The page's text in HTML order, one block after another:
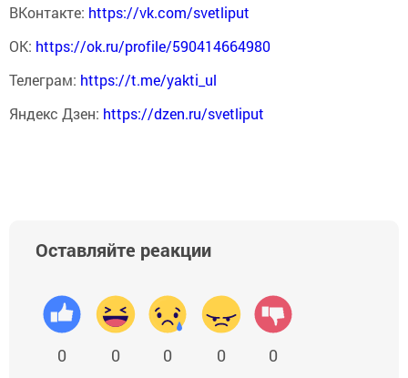
ВКонтакте: https://vk.com/svetliput
ОК: https://ok.ru/profile/590414664980
Телеграм: https://t.me/yakti_ul
Яндекс Дзен: https://dzen.ru/svetliput
Оставляйте реакции
0 0 0 0 0